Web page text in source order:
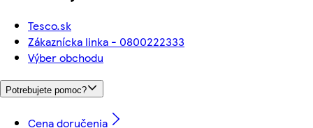
Tesco.sk
Zákaznícka linka - 0800222333
Výber obchodu
Potrebujete pomoc?
Cena doručenia